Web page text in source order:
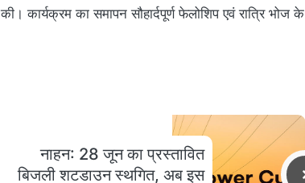
कार्यक्रम का समापन सौहार्दपूर्ण फेलोशिप एवं रात्रि भोज के
नाहन: 28 जून का प्रस्तावित
बिजली शटडाउन स्थगित, अब इस